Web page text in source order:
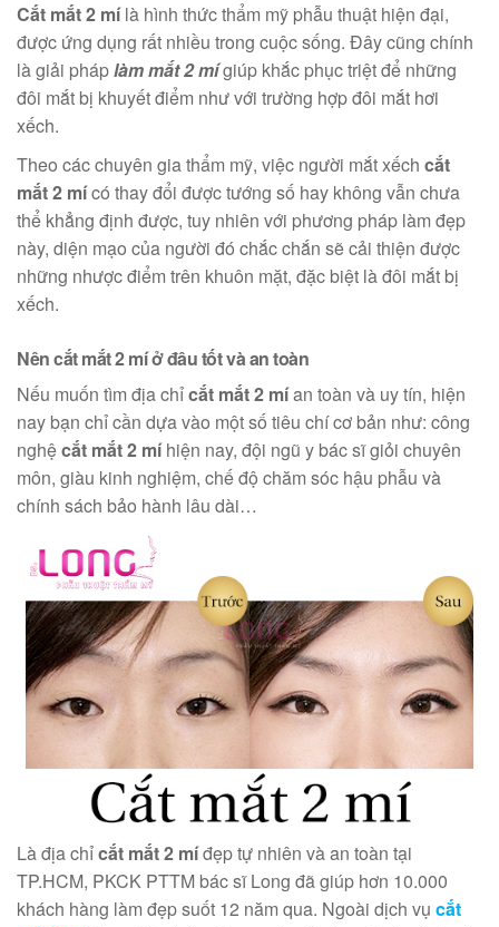
Cắt mắt 2 mílà hình thức thẩm mỹ phẫu thuật hiện đại,
được ứng dụng rất nhiều trong cuộc sống. Đây cũng chính
là giải pháplàm mắt 2 mígiúp khắc phục triệt để những
đôi mắt bị khuyết điểm như với trường hợp đôi mắt hơi
xếch.
Theo các chuyên gia thẩm mỹ, việc người mắt xếch cắt
mắt 2 mícó thay đổi được tướng số hay không vẫn chưa
thể khẳng định được, tuy nhiên với phương pháp làm đẹp
này, diện mạo của người đó chắc chắn sẽ cải thiện được
những nhược điểm trên khuôn mặt, đặc biệt là đôi mắt bị
xếch.
Nên cắt mắt 2 mí ở đâu tốt và an toàn
Nếu muốn tìm địa chỉcắt mắt 2 mían toàn và uy tín, hiện
nay bạn chỉ cần dựa vào một số tiêu chí cơ bản như: công
nghệcắt mắt 2 míhiện nay, đội ngũ y bác sĩ giỏi chuyên
môn, giàu kinh nghiệm, chế độ chăm sóc hậu phẫu và
chính sách bảo hành lâu dài…
Là địa chỉcắt mắt 2 míđẹp tự nhiên và an toàn tại
TP.HCM, PKCK PTTM bác sĩ Long đã giúp hơn 10.000
khách hàng làm đẹp suốt 12 năm qua. Ngoài dịch vụ cắt